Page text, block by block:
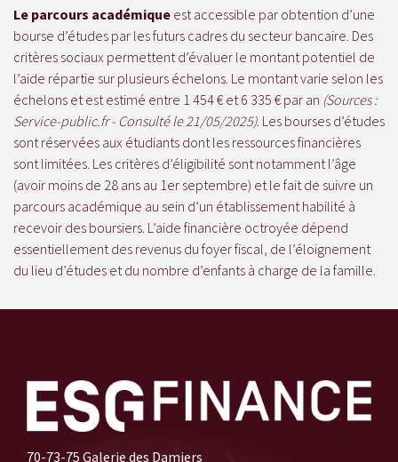
Le parcours académique est accessible par obtention d’une
bourse d’études par les futurs cadres du secteur bancaire. Des
critères sociaux permettent d’évaluer le montant potentiel de
l’aide répartie sur plusieurs échelons. Le montant varie selon les
échelons et est estimé entre 1 454 € et 6 335 € par an (Sources :
Service-public.fr - Consulté le 21/05/2025). Les bourses d’études
sont réservées aux étudiants dont les ressources financières
sont limitées. Les critères d’éligibilité sont notamment l’âge
(avoir moins de 28 ans au 1er septembre) et le fait de suivre un
parcours académique au sein d’un établissement habilité à
recevoir des boursiers. L’aide financière octroyée dépend
essentiellement des revenus du foyer fiscal, de l’éloignement
du lieu d’études et du nombre d’enfants à charge de la famille.
70-73-75 Galerie des Damiers